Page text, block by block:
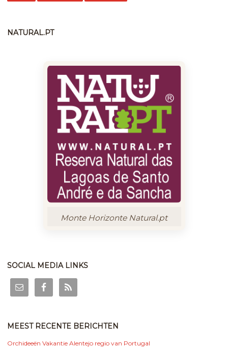
NATURAL.PT
Monte Horizonte Natural.pt
SOCIAL MEDIA LINKS
MEEST RECENTE BERICHTEN
Orchideeën Vakantie Alentejo regio van Portugal